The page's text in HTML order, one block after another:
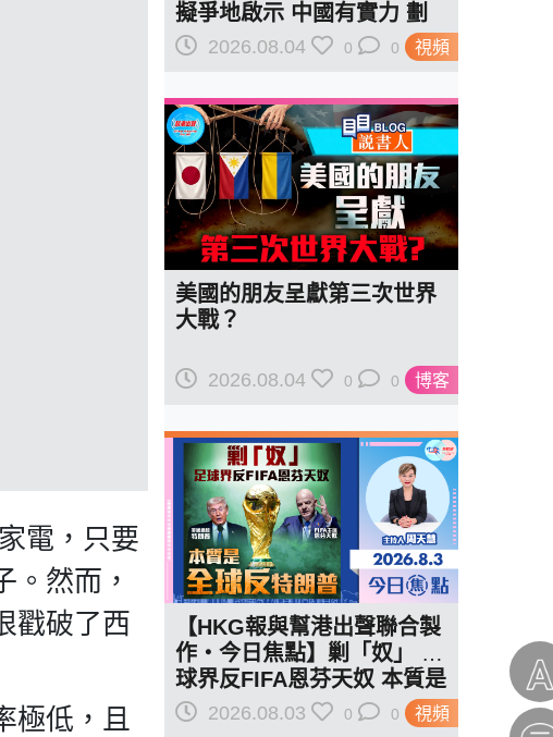
電，只要
然而，
戳破了西
極低，且
視頻
擬爭地啟示 中國有實力 劃
紅線訂規則
2026.08.04 0 0
博客
美國的朋友呈獻第三次世界
大戰？
2026.08.04 0 0
視頻
【HKG報與幫港出聲聯合製
作‧今日焦點】剿「奴」 足
球界反FIFA恩芬天奴 本質是
全球反特朗普
2026.08.03 0 0